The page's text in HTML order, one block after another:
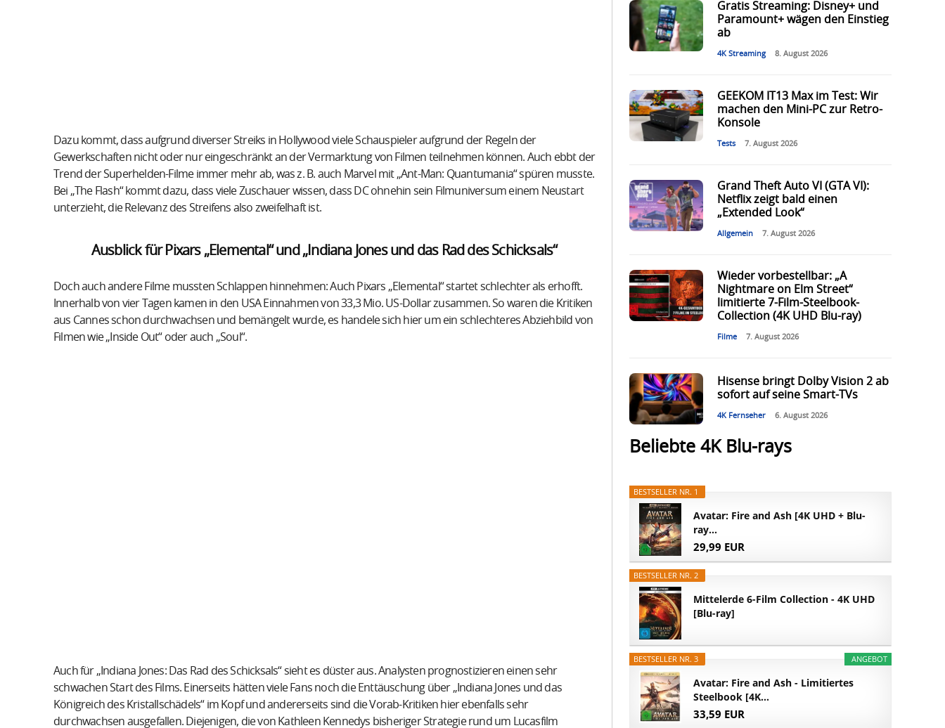
Dazu kommt, dass aufgrund diverser Streiks in Hollywood viele Schauspieler aufgrund der Regeln der
Gewerkschaften nicht oder nur eingeschränkt an der Vermarktung von Filmen teilnehmen können. Auch ebbt der
Trend der Superhelden-Filme immer mehr ab, was z. B. auch Marvel mit „Ant-Man: Quantumania“ spüren musste.
Bei „The Flash“ kommt dazu, dass viele Zuschauer wissen, dass DC ohnehin sein Filmuniversum einem Neustart
unterzieht, die Relevanz des Streifens also zweifelhaft ist.
Ausblick für Pixars „Elemental“ und „Indiana Jones und das Rad des Schicksals“
Doch auch andere Filme mussten Schlappen hinnehmen: Auch Pixars „Elemental“ startet schlechter als erhofft.
Innerhalb von vier Tagen kamen in den USA Einnahmen von 33,3 Mio. US-Dollar zusammen. So waren die Kritiken
aus Cannes schon durchwachsen und bemängelt wurde, es handele sich hier um ein schlechteres Abziehbild von
Filmen wie „Inside Out“ oder auch „Soul“.
Auch für „Indiana Jones: Das Rad des Schicksals“ sieht es düster aus. Analysten prognostizieren einen sehr
schwachen Start des Films. Einerseits hätten viele Fans noch die Enttäuschung über „Indiana Jones und das
Königreich des Kristallschädels“ im Kopf und andererseits sind die Vorab-Kritiken hier ebenfalls sehr
durchwachsen ausgefallen. Diejenigen, die von Kathleen Kennedys bisheriger Strategie rund um Lucasfilm
Gratis Streaming: Disney+ und
Paramount+ wägen den Einstieg
ab
4K Streaming 8. August 2026
GEEKOM IT13 Max im Test: Wir
machen den Mini-PC zur Retro-
Konsole
Tests 7. August 2026
Grand Theft Auto VI (GTA VI):
Netflix zeigt bald einen
„Extended Look“
Allgemein 7. August 2026
Wieder vorbestellbar: „A
Nightmare on Elm Street“
limitierte 7-Film-Steelbook-
Collection (4K UHD Blu-ray)
Filme 7. August 2026
Hisense bringt Dolby Vision 2 ab
sofort auf seine Smart-TVs
4K Fernseher 6. August 2026
Beliebte 4K Blu-rays
BESTSELLER NR. 1
Avatar: Fire and Ash [4K UHD + Blu-
ray...
29,99 EUR
BESTSELLER NR. 2
Mittelerde 6-Film Collection - 4K UHD
[Blu-ray]
ANGEBOT
BESTSELLER NR. 3
Avatar: Fire and Ash - Limitiertes
Steelbook [4K...
33,59 EUR